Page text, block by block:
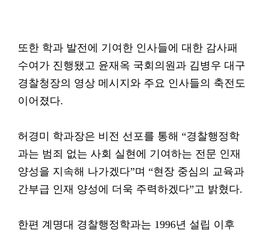
또한 학과 발전에 기여한 인사들에 대한 감사패
수여가 진행됐고 윤재옥 국회의원과 김병우 대구
경찰청장의 영상 메시지와 주요 인사들의 축전도
이어졌다.
허경미 학과장은 비전 선포를 통해 “경찰행정학
과는 범죄 없는 사회 실현에 기여하는 전문 인재
양성을 지속해 나가겠다”며 “현장 중심의 교육과
간부급 인재 양성에 더욱 주력하겠다”고 밝혔다.
한편 계명대 경찰행정학과는 1996년 설립 이후